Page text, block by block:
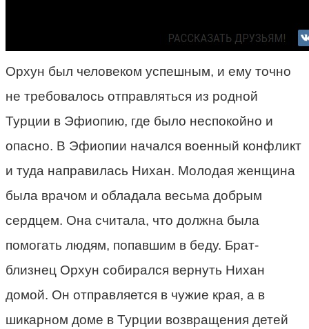
Орхун был человеком успешным, и ему точно
не требовалось отправляться из родной
Турции в Эфиопию, где было неспокойно и
опасно. В Эфиопии начался военный конфликт
и туда направилась Нихан. Молодая женщина
была врачом и обладала весьма добрым
сердцем. Она считала, что должна была
помогать людям, попавшим в беду. Брат-
близнец Орхун собирался вернуть Нихан
домой. Он отправляется в чужие края, а в
шикарном доме в Турции возвращения детей